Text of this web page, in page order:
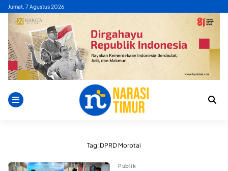
Skip
content
Jumat, 7 Agustus 2026
Tag: DPRD Morotai
Publik